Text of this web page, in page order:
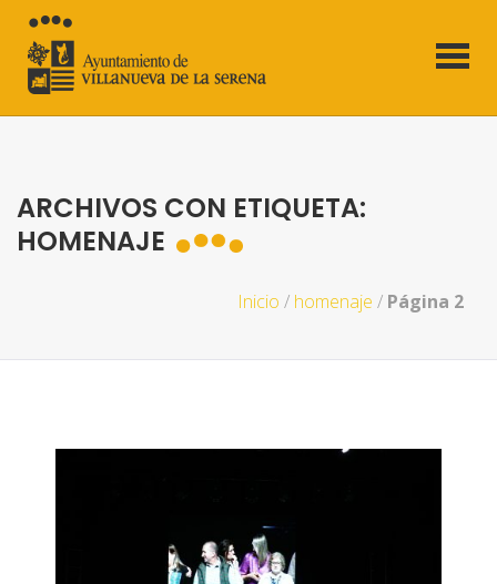
ARCHIVOS CON ETIQUETA:
HOMENAJE
Inicio / homenaje / Página 2